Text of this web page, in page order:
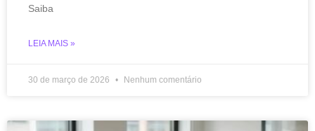
Saiba
LEIA MAIS »
30 de março de 2026 Nenhum comentário